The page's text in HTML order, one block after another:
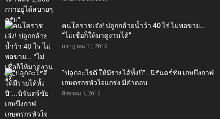
คนโคราชเจ๋ง! ปลูกกล้วยน้ำว้า 40 ไร่ ไม่พอขาย…
“ไม่เชื่อก็ให้มาดูงานได้”‬
กรกฎาคม 11, 2016
“ปลูกอะไรดี ให้มีรายได้ทั้งปี”…นิรันดร์ชัย เกษบึงกาฬ
เกษตรกรหัวใจแกร่ง มีคำตอบ
สิงหาคม 1, 2016